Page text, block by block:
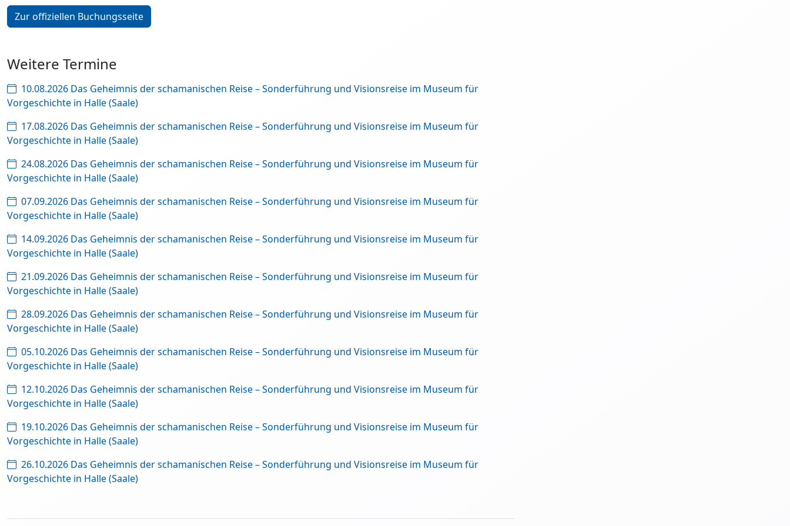
Zur offiziellen Buchungsseite
Weitere Termine
10.08.2026 Das Geheimnis der schamanischen Reise – Sonderführung und Visionsreise im Museum für
Vorgeschichte in Halle (Saale)
17.08.2026 Das Geheimnis der schamanischen Reise – Sonderführung und Visionsreise im Museum für
Vorgeschichte in Halle (Saale)
24.08.2026 Das Geheimnis der schamanischen Reise – Sonderführung und Visionsreise im Museum für
Vorgeschichte in Halle (Saale)
07.09.2026 Das Geheimnis der schamanischen Reise – Sonderführung und Visionsreise im Museum für
Vorgeschichte in Halle (Saale)
14.09.2026 Das Geheimnis der schamanischen Reise – Sonderführung und Visionsreise im Museum für
Vorgeschichte in Halle (Saale)
21.09.2026 Das Geheimnis der schamanischen Reise – Sonderführung und Visionsreise im Museum für
Vorgeschichte in Halle (Saale)
28.09.2026 Das Geheimnis der schamanischen Reise – Sonderführung und Visionsreise im Museum für
Vorgeschichte in Halle (Saale)
05.10.2026 Das Geheimnis der schamanischen Reise – Sonderführung und Visionsreise im Museum für
Vorgeschichte in Halle (Saale)
12.10.2026 Das Geheimnis der schamanischen Reise – Sonderführung und Visionsreise im Museum für
Vorgeschichte in Halle (Saale)
19.10.2026 Das Geheimnis der schamanischen Reise – Sonderführung und Visionsreise im Museum für
Vorgeschichte in Halle (Saale)
26.10.2026 Das Geheimnis der schamanischen Reise – Sonderführung und Visionsreise im Museum für
Vorgeschichte in Halle (Saale)